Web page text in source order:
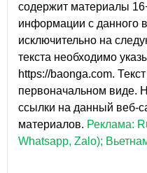
содержит материалы
информации с данного
исключительно на
текста необходимо
https://baonga.com.
первоначальном виде.
ссылки на данный веб-
материалов. Реклама:
Whatsapp, Zalo);